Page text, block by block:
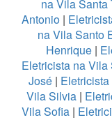
na Vila Santa
Antonio |
na Vila Santo
Henrique |
Eletricista na Vila
José |
Vila Silvia |
Vila Sofia|